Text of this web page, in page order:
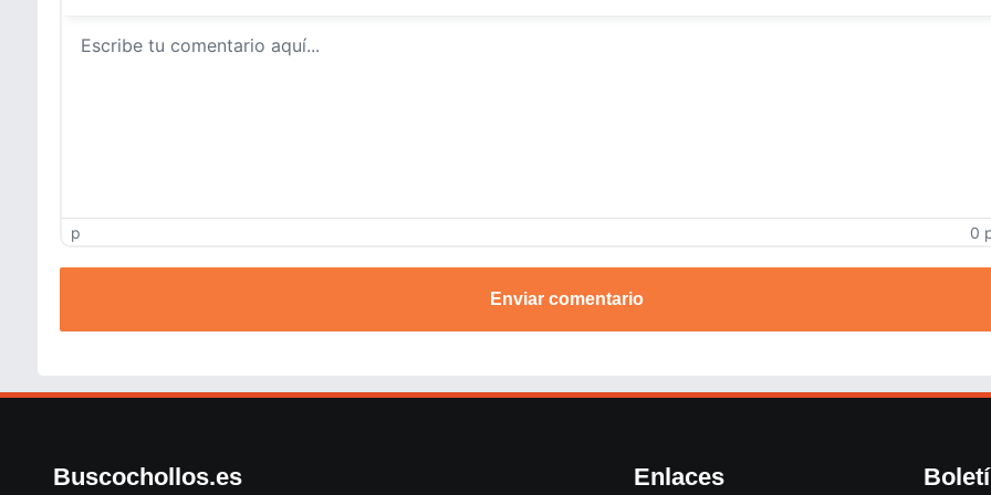
p 0
Enviar comentario
Buscochollos.es Enlaces